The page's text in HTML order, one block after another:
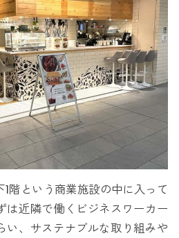
階という商業施設の中に入って
は近隣で働くビジネスワーカー
い、サステナブルな取り組みや